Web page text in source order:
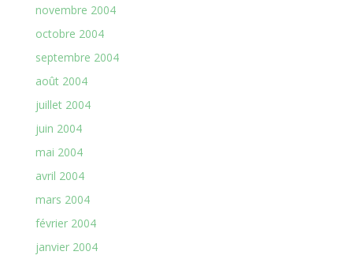
novembre 2004
octobre 2004
septembre 2004
août 2004
juillet 2004
juin 2004
mai 2004
avril 2004
mars 2004
février 2004
janvier 2004